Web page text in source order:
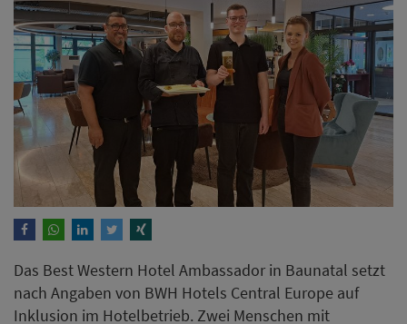
Das Best Western Hotel Ambassador in Baunatal setzt
nach Angaben von BWH Hotels Central Europe auf
Inklusion im Hotelbetrieb. Zwei Menschen mit